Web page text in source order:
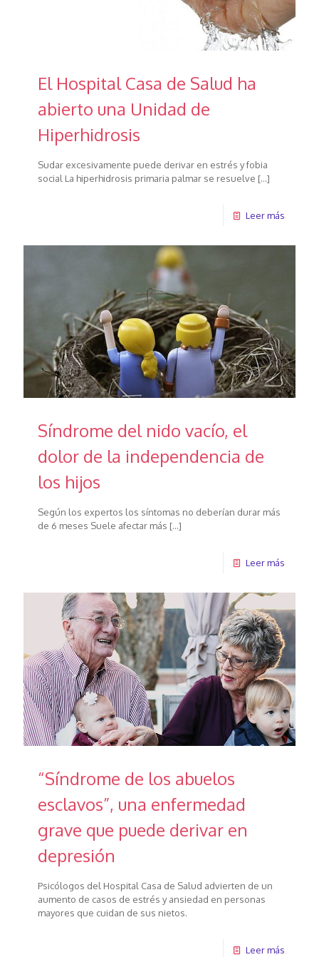
El Hospital Casa de Salud ha
abierto una Unidad de
Hiperhidrosis
Sudar excesivamente puede derivar en estrés y fobia
social La hiperhidrosis primaria palmar se resuelve […]
Leer más
Síndrome del nido vacío, el
dolor de la independencia de
los hijos
Según los expertos los síntomas no deberían durar más
de 6 meses Suele afectar más […]
Leer más
“Síndrome de los abuelos
esclavos”, una enfermedad
grave que puede derivar en
depresión
Psicólogos del Hospital Casa de Salud advierten de un
aumento de casos de estrés y ansiedad en personas
mayores que cuidan de sus nietos.
Leer más